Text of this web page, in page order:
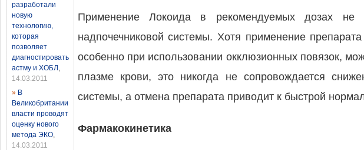
разработали
новую
технологию,
которая
позволяет
диагностировать
астму и ХОБЛ ,
14.03.2011
» В
Великобритании
власти проводят
оценку нового
метода ЭКО,
14.03.2011
Применение Локоида в рекомендуемых дозах не
надпочечниковой системы. Хотя применение
особенно при использовании окклюзионных повязок,
плазме крови, это никогда не сопровождается
системы, а отмена препарата приводит к быстрой
Фармакокинетика